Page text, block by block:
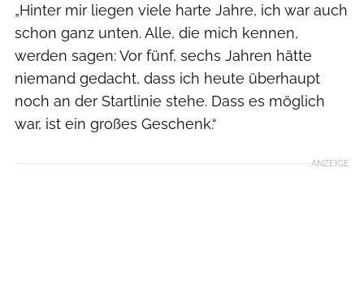
„Hinter mir liegen viele harte Jahre, ich war auch
schon ganz unten. Alle, die mich kennen,
werden sagen: Vor fünf, sechs Jahren hätte
niemand gedacht, dass ich heute überhaupt
noch an der Startlinie stehe. Dass es möglich
war, ist ein großes Geschenk.“
ANZEIGE